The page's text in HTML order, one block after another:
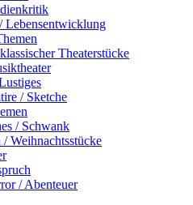
Lebensentwicklung
Theaterstücke
/ Sketche
/ Schwank
/ Weihnachtsstücke
/ Abenteuer